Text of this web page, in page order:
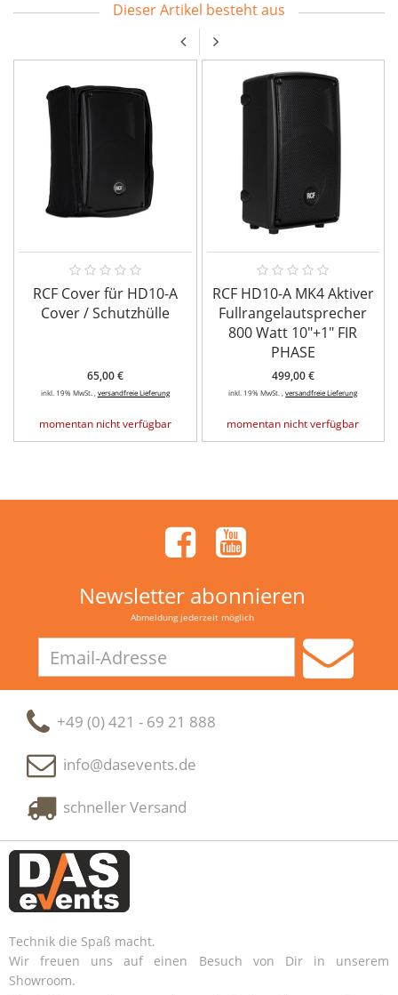
Dieser Artikel besteht aus
RCF Cover für HD10-A
Cover / Schutzhülle
65,00 €
inkl. 19% MwSt. , versandfreie Lieferung
momentan nicht verfügbar
RCF HD10-A MK4 Aktiver
Fullrangelautsprecher
800 Watt 10"+1" FIR
PHASE
499,00 €
inkl. 19% MwSt. ,versandfreie Lieferung
momentan nicht verfügbar
Newsletter abonnieren
Abmeldung jederzeit möglich
Adresse
+49 (0) 421 - 69 21 888
info@dasevents.de
schneller Versand
Technik die Spaß macht.
Wir freuen uns auf einen Besuch von Dir in unserem
Showroom.